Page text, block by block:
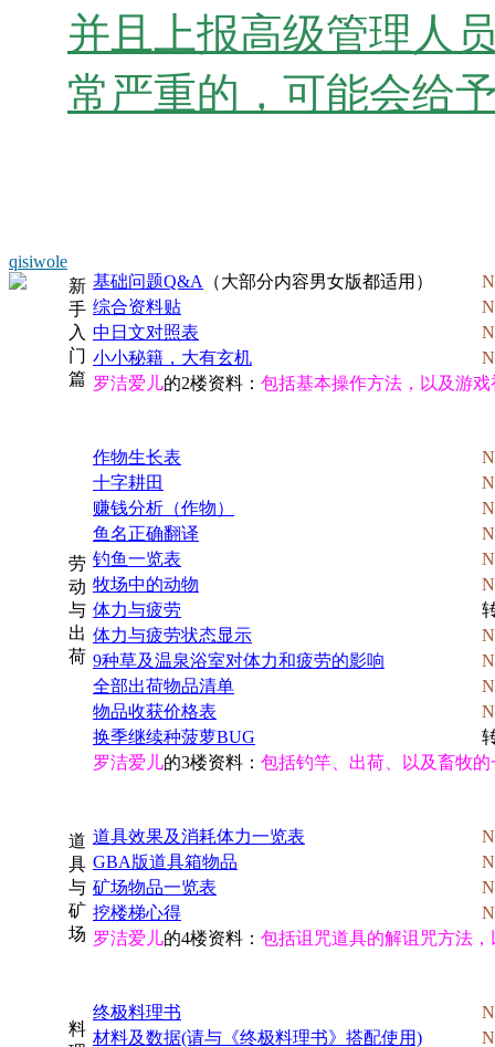
qisiwole
并且上报高级管理人
常严重的，可能会给
新
手
入
门
篇
基础问题Q&A （大部分内容男女版都适用）
综合资料贴
中日文对照表
小小秘籍，大有玄机
罗洁爱儿的2楼资料： 包括基本操作方法，以及游
劳
动
与
出
荷
作物生长表
十字耕田
赚钱分析（作物）
鱼名正确翻译
钓鱼一览表
牧场中的动物
体力与疲劳
体力与疲劳状态显示
9种草及温泉浴室对体力和疲劳的影响
全部出荷物品清单
物品收获价格表
换季继续种菠萝BUG
罗洁爱儿的3楼资料： 包括钓竿、出荷、以及畜牧
道
具
与
矿
场
道具效果及消耗体力一览表
GBA版道具箱物品
矿场物品一览表
挖楼梯心得
罗洁爱儿的4楼资料： 包括诅咒道具的解诅咒方法
料
终极料理书
材料及数据(请与《终极料理书》搭配使用)